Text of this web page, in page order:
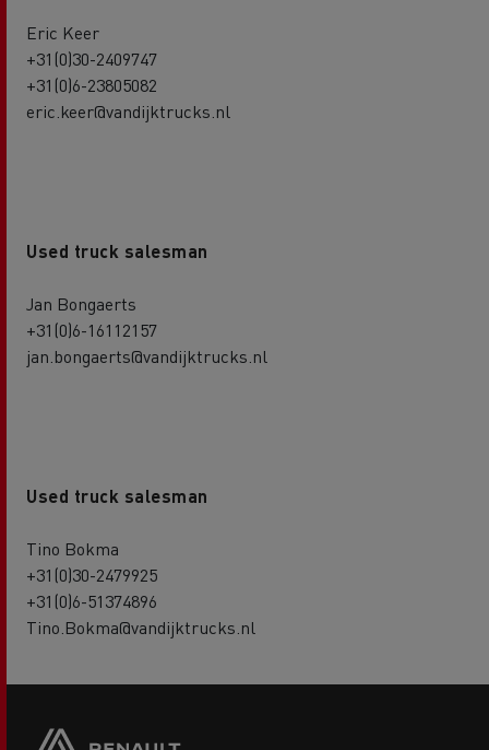
Eric Keer
+31(0)30-2409747
+31(0)6-23805082
eric.keer@vandijktrucks.nl
Used truck salesman
Jan Bongaerts
+31(0)6-16112157
jan.bongaerts@vandijktrucks.nl
Used truck salesman
Tino Bokma
+31(0)30-2479925
+31(0)6-51374896
Tino.Bokma@vandijktrucks.nl